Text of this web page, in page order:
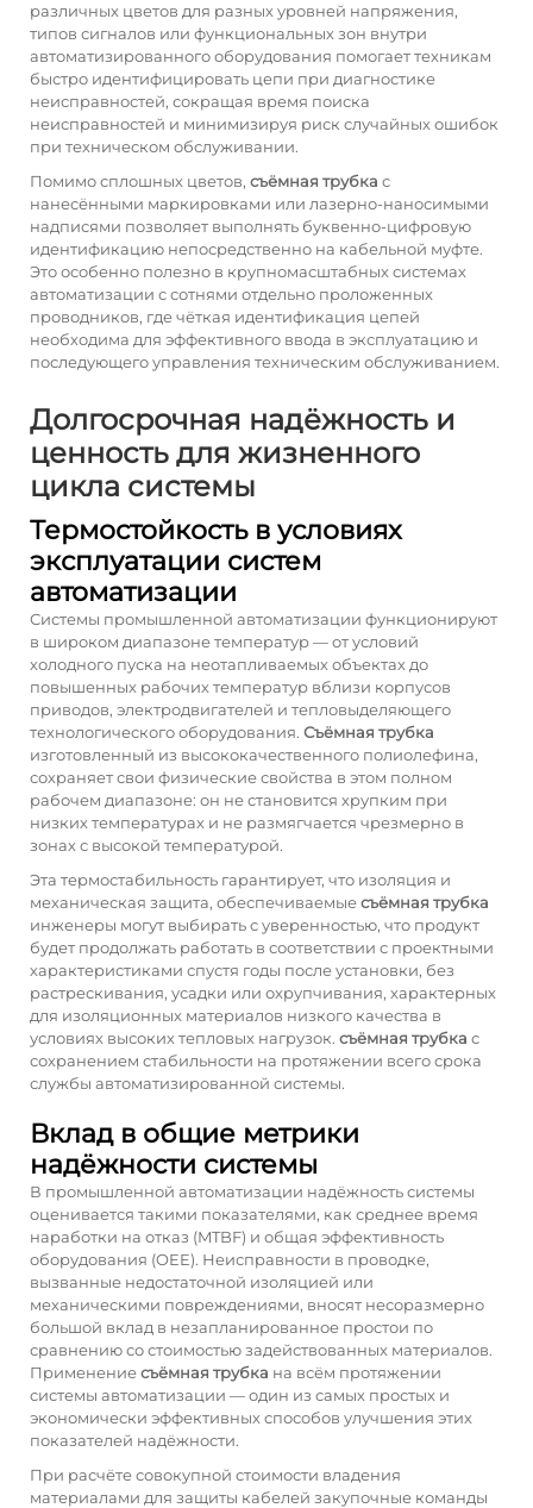
различных цветов для разных уровней напряжения,
типов сигналов или функциональных зон внутри
автоматизированного оборудования помогает техникам
быстро идентифицировать цепи при диагностике
неисправностей, сокращая время поиска
неисправностей и минимизируя риск случайных ошибок
при техническом обслуживании.
Помимо сплошных цветов, съёмная трубка с
нанесёнными маркировками или лазерно-наносимыми
надписями позволяет выполнять буквенно-цифровую
идентификацию непосредственно на кабельной муфте.
Это особенно полезно в крупномасштабных системах
автоматизации с сотнями отдельно проложенных
проводников, где чёткая идентификация цепей
необходима для эффективного ввода в эксплуатацию и
последующего управления техническим обслуживанием.
Долгосрочная надёжность и
ценность для жизненного
цикла системы
Термостойкость в условиях
эксплуатации систем
автоматизации
Системы промышленной автоматизации функционируют
в широком диапазоне температур — от условий
холодного пуска на неотапливаемых объектах до
повышенных рабочих температур вблизи корпусов
приводов, электродвигателей и тепловыделяющего
технологического оборудования. Съёмная трубка
изготовленный из высококачественного полиолефина,
сохраняет свои физические свойства в этом полном
рабочем диапазоне: он не становится хрупким при
низких температурах и не размягчается чрезмерно в
зонах с высокой температурой.
Эта термостабильность гарантирует, что изоляция и
механическая защита, обеспечиваемыесъёмная трубка
инженеры могут выбирать с уверенностью, что продукт
будет продолжать работать в соответствии с проектными
характеристиками спустя годы после установки, без
растрескивания, усадки или охрупчивания, характерных
для изоляционных материалов низкого качества в
условиях высоких тепловых нагрузок. съёмная трубка с
сохранением стабильности на протяжении всего срока
службы автоматизированной системы.
Вклад в общие метрики
надёжности системы
В промышленной автоматизации надёжность системы
оценивается такими показателями, как среднее время
наработки на отказ (MTBF) и общая эффективность
оборудования (OEE). Неисправности в проводке,
вызванные недостаточной изоляцией или
механическими повреждениями, вносят несоразмерно
большой вклад в незапланированное простои по
сравнению со стоимостью задействованных материалов.
Применениесъёмная трубка на всём протяжении
системы автоматизации — один из самых простых и
экономически эффективных способов улучшения этих
показателей надёжности.
При расчёте совокупной стоимости владения
материалами для защиты кабелей закупочные команды